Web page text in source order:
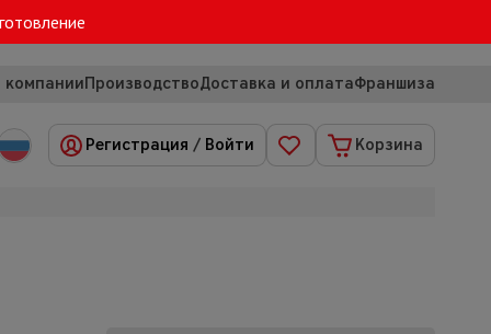
компанииПроизводствоДоставка и оплатаФраншиза
Регистрация / Войти Корзина